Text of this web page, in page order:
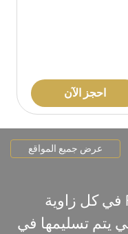
احجز الآن
عرض جميع المواقع
ابحث عن FriendsCarRental في كل زاوية
يتم تسليمها في